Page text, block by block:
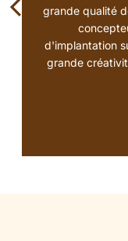
grande qualité
d'implantation
grande
enseigne